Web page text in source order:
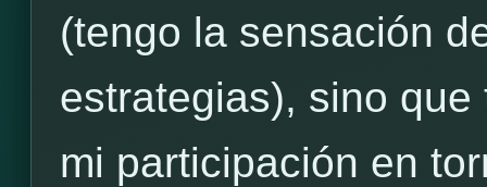
(tengo la sensación
estrategias), sino
mi participación en